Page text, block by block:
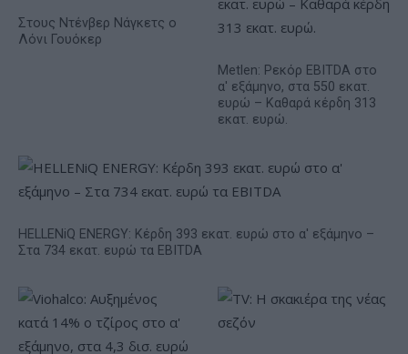
Στους Ντένβερ Νάγκετς ο
Λόνι Γουόκερ
Metlen: Ρεκόρ EBITDA στο
α' εξάμηνο, στα 550 εκατ.
ευρώ – Καθαρά κέρδη 313
εκατ. ευρώ.
HELLENiQ ENERGY: Κέρδη 393 εκατ. ευρώ στο α' εξάμηνο –
Στα 734 εκατ. ευρώ τα EBITDA